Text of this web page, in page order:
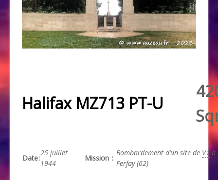
Halifax MZ713 PT-U
Date:
25 juillet
1944
Mission :
Bombardement d’un site de V1à
Ferfay (62)